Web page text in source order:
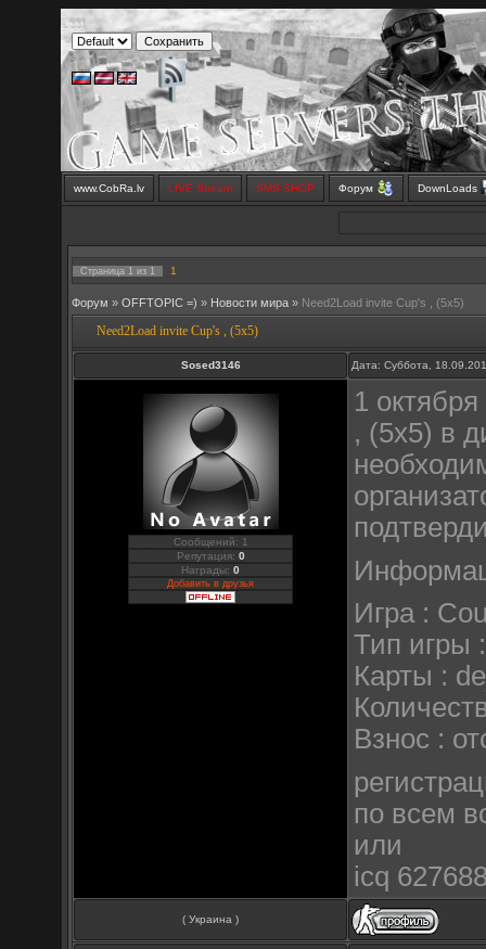
www.CobRa.lv LIVE Stream SMS SHOP Форум DownLoads
Страница 1 из 1 1
Форум » OFFTOPIC =) » Новости мира » Need2Load invite Cup's , (5x5)
Need2Load invite Cup's , (5x5)
Sosed3146 Дата: Суббота,
Сообщений: 1
Репутация: 0
Награды:0
Добавить в друзья
1
, (5x5) в
Игра :
Тип игры
Карты :
Взнос :
по всем
или
icq
( Украина )